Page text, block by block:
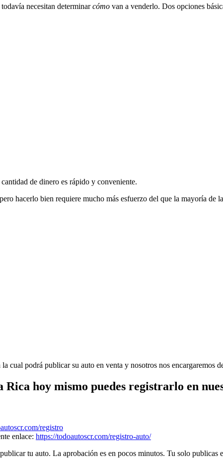
necesitan determinarcómo van a venderlo. Dos opciones
de dinero es rápido y conveniente.
hacerlo bien requiere mucho más esfuerzo del que la mayoría de
cual podrá publicar su auto en venta y nosotros nos encargaremos
Rica hoy mismo puedes registrarlo en
registro
enlace: https://todoautoscr.com/registro-auto/
tu auto. La aprobación es en pocos minutos. Tu solo